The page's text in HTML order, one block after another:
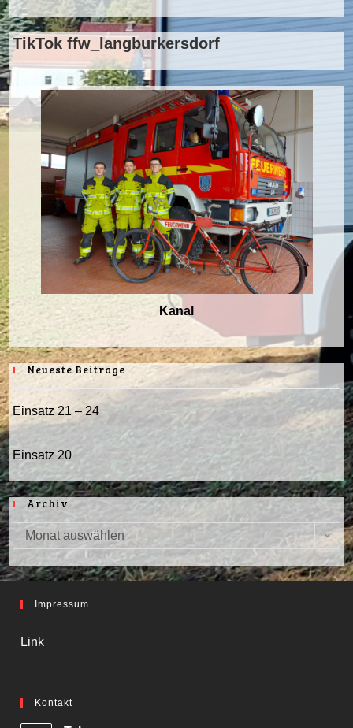
TikTok ffw_langburkersdorf
Kanal
Neueste Beiträge
Einsatz 21 – 24
Einsatz 20
Archiv
Archiv
Monat auswählen
Impressum
Link
Kontakt